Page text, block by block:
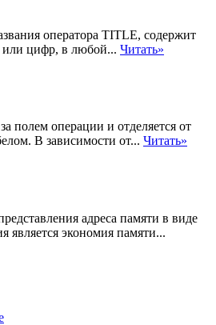
оператора TITLE, содержит
или цифр, в любой... Читать»
полем операции и отделяется от
В зависимости от... Читать»
адреса памяти в виде
является экономия памяти...